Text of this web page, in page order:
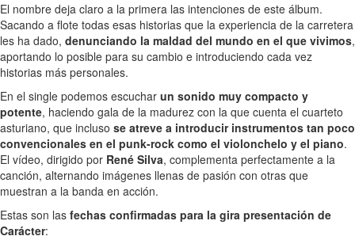
El nombre deja claro a la primera las intenciones de este álbum.
Sacando a flote todas esas historias que la experiencia de la carretera
les ha dado, denunciando la maldad del mundo en el que vivimos,
aportando lo posible para su cambio e introduciendo cada vez
historias más personales.
En el single podemos escuchar un sonido muy compacto y
potente, haciendo gala de la madurez con la que cuenta el cuarteto
asturiano, que incluso se atreve a introducir instrumentos tan poco
convencionales en el punk-rock como el violonchelo y el piano.
El vídeo, dirigido por René Silva, complementa perfectamente a la
canción, alternando imágenes llenas de pasión con otras que
muestran a la banda en acción.
Estas son las fechas confirmadas para la gira presentación de
Carácter: